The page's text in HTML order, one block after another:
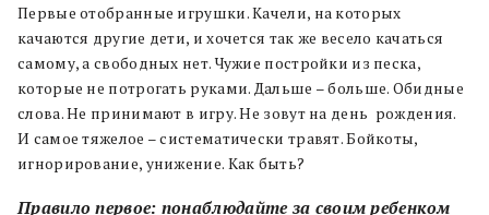
Первые отобранные игрушки. Качели, на которых
качаются другие дети, и хочется так же весело качаться
самому, а свободных нет. Чужие постройки из песка,
которые не потрогать руками. Дальше – больше. Обидные
слова. Не принимают в игру. Не зовут на день рождения.
И самое тяжелое – систематически травят. Бойкоты,
игнорирование, унижение. Как быть?
Правило первое: понаблюдайте за своим ребенком